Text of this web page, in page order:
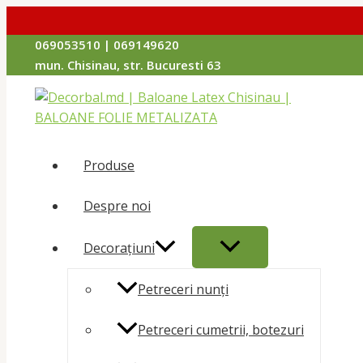
Перейти
содержимому
069053510 | 069149620
mun. Chisinau, str. Bucuresti 63
Produse
Despre noi
Decorațiuni ПЕРЕКЛЮЧАТЕЛЬ
МЕНЮ
Petreceri nunți
Petreceri cumetrii, botezuri